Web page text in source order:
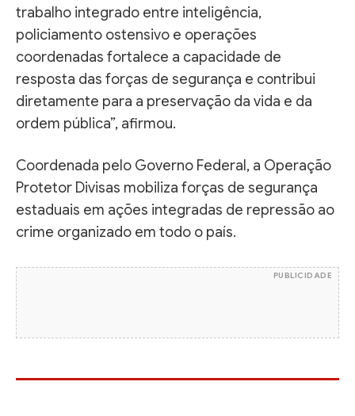
trabalho integrado entre inteligência,
policiamento ostensivo e operações
coordenadas fortalece a capacidade de
resposta das forças de segurança e contribui
diretamente para a preservação da vida e da
ordem pública”, afirmou.
Coordenada pelo Governo Federal, a Operação
Protetor Divisas mobiliza forças de segurança
estaduais em ações integradas de repressão ao
crime organizado em todo o país.
PUBLICIDADE